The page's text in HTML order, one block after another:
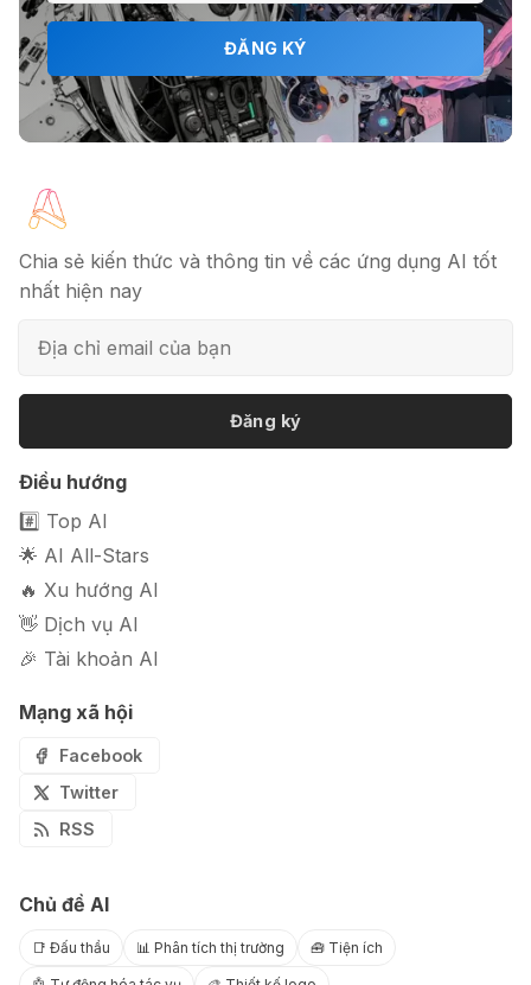
ĐĂNG KÝ
Chia sẻ kiến thức và thông tin về các ứng dụng AI tốt
nhất hiện nay
Đăng ký
Điều hướng
#️⃣ Top AI
🌟 AI All-Stars
🔥 Xu hướng AI
👋 Dịch vụ AI
🎉 Tài khoản AI
Mạng xã hội
Facebook
Twitter
RSS
Chủ đề AI
📑 Đấu thầu 📊 Phân tích thị trường 🧰 Tiện ích